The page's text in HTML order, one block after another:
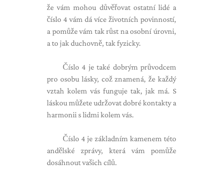
že vám mohou důvěřovat ostatní lidé a
číslo 4 vám dá více životních povinností,
a pomůže vám tak růst na osobní úrovni,
a to jak duchovně, tak fyzicky.
Číslo 4 je také dobrým průvodcem
pro osobu lásky, což znamená, že každý
vztah kolem vás funguje tak, jak má. S
láskou můžete udržovat dobré kontakty a
harmonii s lidmi kolem vás.
Číslo 4 je základním kamenem této
andělské zprávy, která vám pomůže
dosáhnout vašich cílů.